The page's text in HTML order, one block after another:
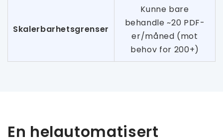
Skalerbarhetsgrenser
Kunne bare
behandle ~20 PDF-
er/måned (mot
behov for 200+)
En helautomatisert